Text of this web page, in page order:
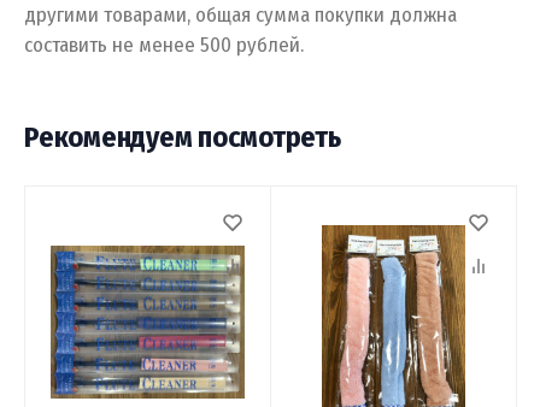
другими товарами, общая сумма покупки должна
составить не менее 500 рублей.
Рекомендуем посмотреть